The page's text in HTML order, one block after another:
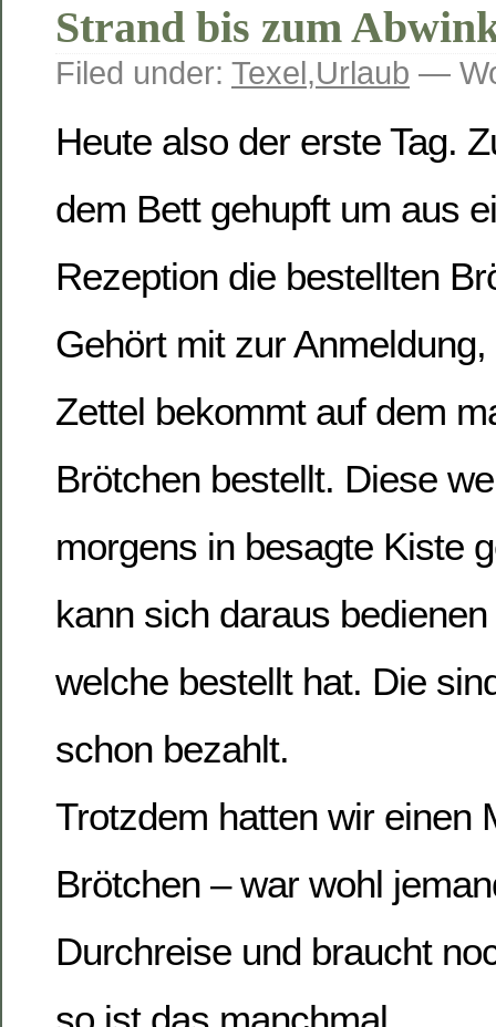
Strand bis zum
Filed under: Texel,Urlaub —
Heute also der erste Tag.
dem Bett gehupft um aus
Rezeption die bestellten
Gehört mit zur
Zettel bekommt auf dem
Brötchen bestellt. Diese
morgens in besagte Kiste
kann sich daraus
welche bestellt hat. Die
schon bezahlt.
Trotzdem hatten wir einen
Brötchen – war wohl
Durchreise und braucht